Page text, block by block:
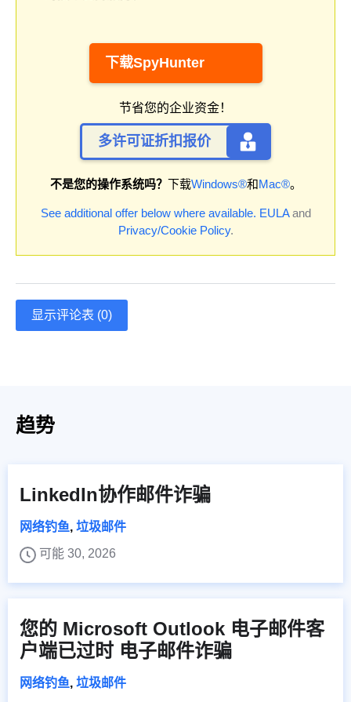
下载SpyHunter
节省您的企业资金！
多许可证折扣报价
不是您的操作系统吗？ 下载Windows®和Mac®。
See additional offer below where available. EULAand
Privacy/Cookie Policy.
显示评论表 (0)
趋势
LinkedIn协作邮件诈骗
网络钓鱼, 垃圾邮件
可能 30, 2026
您的 Microsoft Outlook 电子邮件客
户端已过时 电子邮件诈骗
网络钓鱼, 垃圾邮件